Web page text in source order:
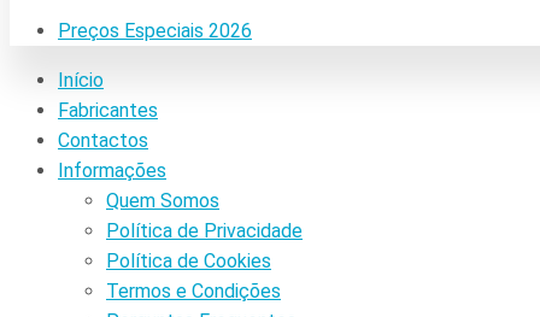
Preços Especiais 2026
Início
Fabricantes
Contactos
Informações
Quem Somos
Política de Privacidade
Política de Cookies
Termos e Condições